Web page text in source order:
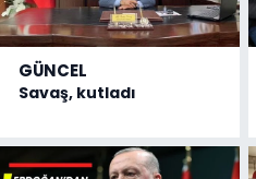
GÜNCEL
Savaş, kutladı